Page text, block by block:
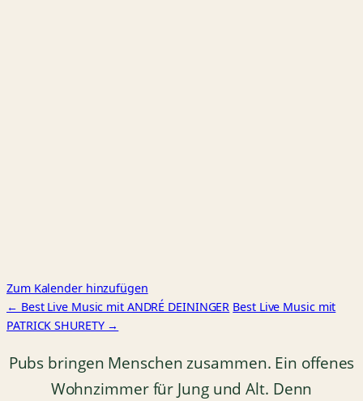
Zum Kalender hinzufügen
← Best Live Music mit ANDRÉ DEININGER Best Live Music mit
PATRICK SHURETY →
Pubs bringen Menschen zusammen. Ein offenes
Wohnzimmer für Jung und Alt. Denn